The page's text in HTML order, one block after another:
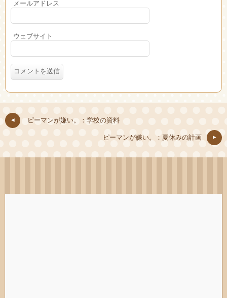
メールアドレス
ウェブサイト
ピーマンが嫌い。：学校の資料
ピーマンが嫌い。：夏休みの計画